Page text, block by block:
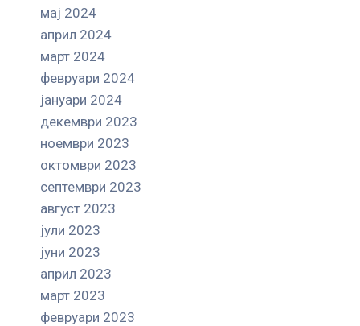
мај 2024
април 2024
март 2024
февруари 2024
јануари 2024
декември 2023
ноември 2023
октомври 2023
септември 2023
август 2023
јули 2023
јуни 2023
април 2023
март 2023
февруари 2023